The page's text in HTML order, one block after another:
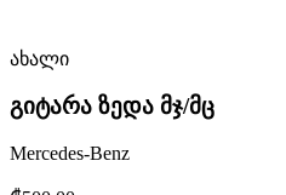
ახალი
გიტარა ზედა მჯ/მც
Mercedes-Benz